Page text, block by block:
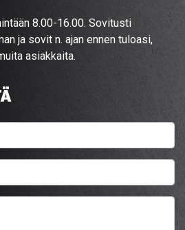
8.00-16.00. Sovitusti
ja sovit n. ajan ennen tuloasi,
asiakkaita.